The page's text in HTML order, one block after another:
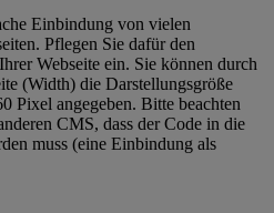
Einbindung von vielen
Pflegen Sie dafür den
Webseite ein. Sie können durch
(Width) die Darstellungsgröße
Pixel angegeben. Bitte beachten
CMS, dass der Code in die
muss (eine Einbindung als